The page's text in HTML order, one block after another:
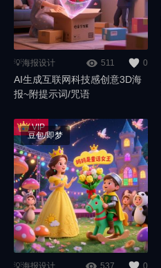
💡海报设计 511 0
AI生成互联网科技感创意3D海
报~附提示词/咒语
豆包/即梦